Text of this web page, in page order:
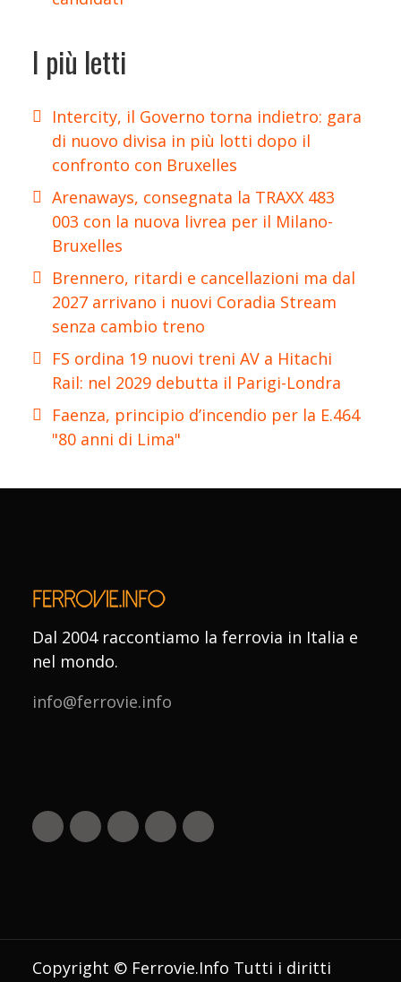
I più letti
Intercity, il Governo torna indietro: gara
di nuovo divisa in più lotti dopo il
confronto con Bruxelles
Arenaways, consegnata la TRAXX 483
003 con la nuova livrea per il Milano-
Bruxelles
Brennero, ritardi e cancellazioni ma dal
2027 arrivano i nuovi Coradia Stream
senza cambio treno
FS ordina 19 nuovi treni AV a Hitachi
Rail: nel 2029 debutta il Parigi-Londra
Faenza, principio d’incendio per la E.464
"80 anni di Lima"
Dal 2004 raccontiamo la ferrovia in Italia e
nel mondo.
info@ferrovie.info
Copyright © Ferrovie.Info Tutti i diritti